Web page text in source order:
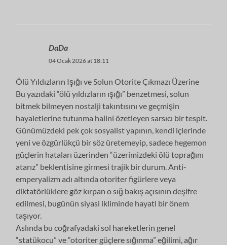
DaDa
04 Ocak 2026 at 18:11
​Ölü Yıldızların Işığı ve Solun Otorite Çıkmazı Üzerine
​Bu yazıdaki “ölü yıldızların ışığı” benzetmesi, solun
bitmek bilmeyen nostalji takıntısını ve geçmişin
hayaletlerine tutunma halini özetleyen sarsıcı bir tespit.
Günümüzdeki pek çok sosyalist yapının, kendi içlerinde
yeni ve özgürlükçü bir söz üretemeyip, sadece hegemon
güçlerin hataları üzerinden “üzerimizdeki ölü toprağını
atarız” beklentisine girmesi trajik bir durum. Anti-
emperyalizm adı altında otoriter figürlere veya
diktatörlüklere göz kırpan o sığ bakış açısının deşifre
edilmesi, bugünün siyasi ikliminde hayati bir önem
taşıyor.
​Aslında bu coğrafyadaki sol hareketlerin genel
“statükocu” ve “otoriter güçlere sığınma” eğilimi, ağır